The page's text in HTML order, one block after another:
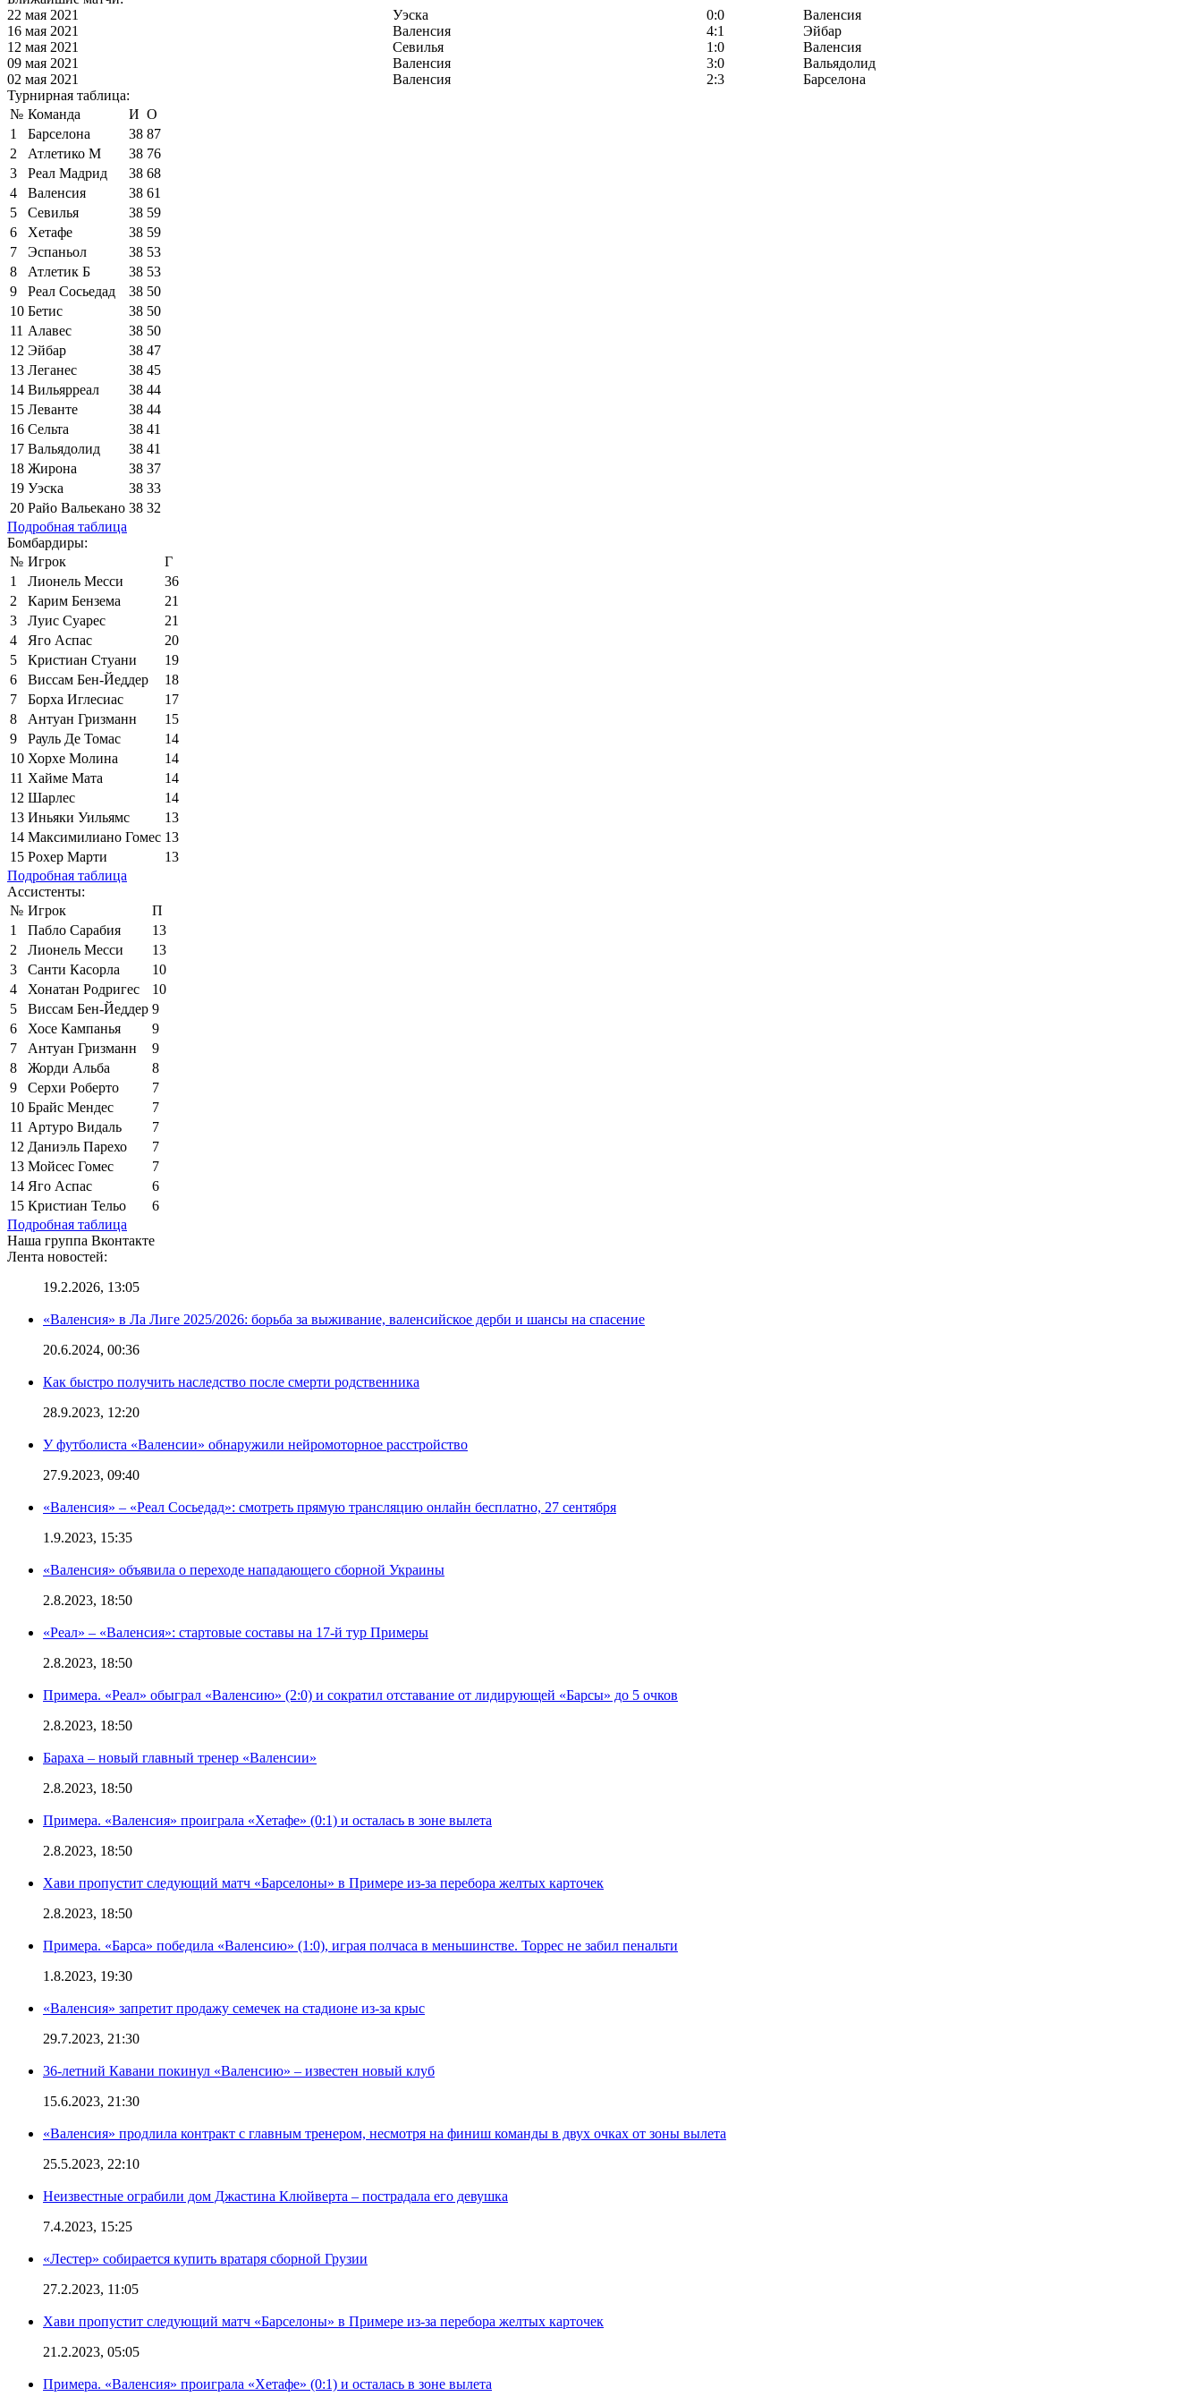
22 мая 2021
Уэска 0:0
Валенсия
16 мая 2021
Валенсия 4:1
Эйбар
12 мая 2021
Севилья 1:0
Валенсия
09 мая 2021
Валенсия 3:0
Вальядолид
02 мая 2021
Валенсия 2:3
Барселона
Турнирная таблица:
№ Команда И О
1
Барселона 38 87
2
Атлетико М 38 76
3
Реал Мадрид 38 68
4
Валенсия 38 61
5
Севилья 38 59
6
Хетафе 38 59
7
Эспаньол 38 53
8
Атлетик Б 38 53
9
Реал Сосьедад 38 50
10 Бетис 38 50
11 Алавес 38 50
12 Эйбар 38 47
13 Леганес 38 45
14 Вильярреал 38 44
15 Леванте 38 44
16 Сельта 38 41
17 Вальядолид 38 41
18 Жирона 38 37
19 Уэска 38 33
20 Райо Вальекано 38 32
Подробная таблица
Бомбардиры:
№ Игрок
Г
1
Лионель Месси
36
2
Карим Бензема
21
3
Луис Суарес
21
4
Яго Аспас
20
5
Кристиан Стуани
19
6
Виссам Бен-Йеддер
18
7
Борха Иглесиас
17
8
Антуан Гризманн
15
9
Рауль Де Томас
14
10 Хорхе Молина
14
11 Хайме Мата
14
12 Шарлес
14
13 Иньяки Уильямс
13
14 Максимилиано Гомес 13
15 Рохер Марти
13
Подробная таблица
Ассистенты:
№ Игрок
П
1
Пабло Сарабия
13
2
Лионель Месси
13
3
Санти Касорла
10
4
Хонатан Родригес
10
5
Виссам Бен-Йеддер 9
6
Хосе Кампанья
9
7
Антуан Гризманн
9
8
Жорди Альба
8
9
Серхи Роберто
7
10 Брайс Мендес
7
11 Артуро Видаль
7
12 Даниэль Парехо
7
13 Мойсес Гомес
7
14 Яго Аспас
6
15 Кристиан Тельо
6
Подробная таблица
Наша группа Вконтакте
Лента новостей:
19.2.2026, 13:05
«Валенсия» в Ла Лиге 2025/2026: борьба за выживание, валенсийское дерби и шансы на спасение
20.6.2024, 00:36
Как быстро получить наследство после смерти родственника
28.9.2023, 12:20
У футболиста «Валенсии» обнаружили нейромоторное расстройство
27.9.2023, 09:40
«Валенсия» – «Реал Сосьедад»: смотреть прямую трансляцию онлайн бесплатно, 27 сентября
1.9.2023, 15:35
«Валенсия» объявила о переходе нападающего сборной Украины
2.8.2023, 18:50
«Реал» – «Валенсия»: стартовые составы на 17-й тур Примеры
2.8.2023, 18:50
Примера. «Реал» обыграл «Валенсию» (2:0) и сократил отставание от лидирующей «Барсы» до 5 очков
2.8.2023, 18:50
Бараха – новый главный тренер «Валенсии»
2.8.2023, 18:50
Примера. «Валенсия» проиграла «Хетафе» (0:1) и осталась в зоне вылета
2.8.2023, 18:50
Хави пропустит следующий матч «Барселоны» в Примере из-за перебора желтых карточек
2.8.2023, 18:50
Примера. «Барса» победила «Валенсию» (1:0), играя полчаса в меньшинстве. Торрес не забил пенальти
1.8.2023, 19:30
«Валенсия» запретит продажу семечек на стадионе из-за крыс
29.7.2023, 21:30
36-летний Кавани покинул «Валенсию» – известен новый клуб
15.6.2023, 21:30
«Валенсия» продлила контракт с главным тренером, несмотря на финиш команды в двух очках от зоны вылета
25.5.2023, 22:10
Неизвестные ограбили дом Джастина Клюйверта – пострадала его девушка
7.4.2023, 15:25
«Лестер» собирается купить вратаря сборной Грузии
27.2.2023, 11:05
Хави пропустит следующий матч «Барселоны» в Примере из-за перебора желтых карточек
21.2.2023, 05:05
Примера. «Валенсия» проиграла «Хетафе» (0:1) и осталась в зоне вылета